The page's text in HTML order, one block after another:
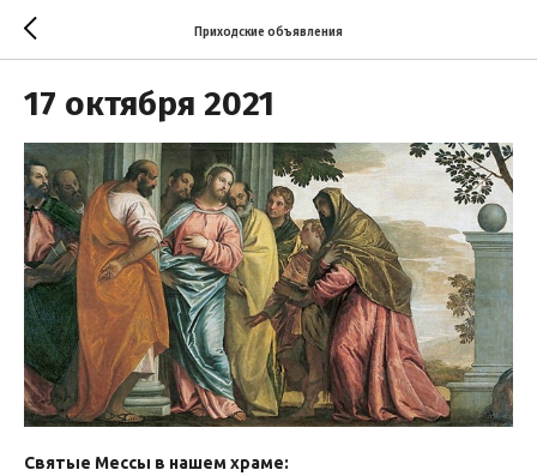
Приходские объявления
17 октября 2021
Святые Мессы в нашем храме: